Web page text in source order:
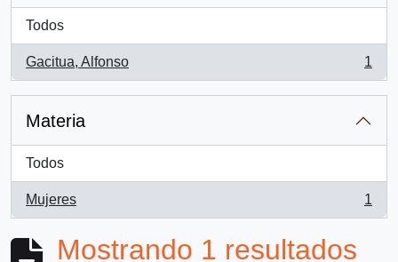
Todos
Gacitua, Alfonso
, 1 resultados
1
Materia
Todos
Mujeres
, 1 resultados
1
Mostrando 1 resultados